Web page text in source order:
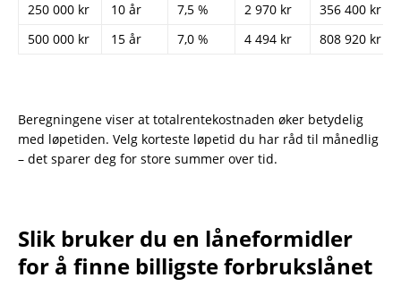
250 000 kr
10 år 7,5 % 2 970 kr
356 400 kr
500 000 kr
15 år 7,0 % 4 494 kr 808 920 kr
Beregningene viser at totalrentekostnaden øker betydelig
med løpetiden. Velg korteste løpetid du har råd til månedlig
– det sparer deg for store summer over tid.
Slik bruker du en låneformidler
for å finne billigste forbrukslånet